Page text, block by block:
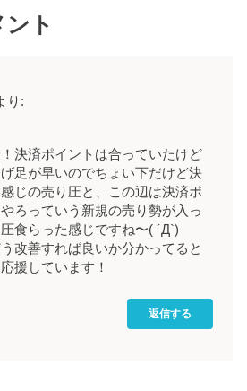
ト
り:
決済ポイントは合っていたけど
足が早いのでちょい下だけど決
じの売り圧と、この辺は決済ポ
ろっていう新規の売り勢が入っ
食らった感じですね〜( ´Д`)
改善すれば良いか分かってると
援しています！
返信する